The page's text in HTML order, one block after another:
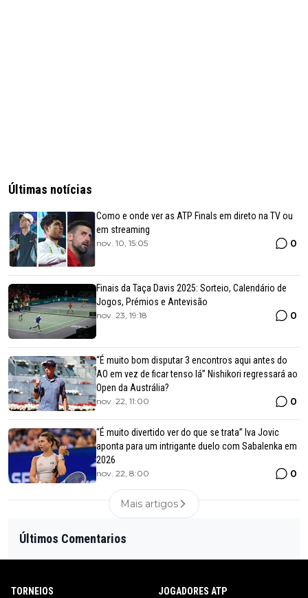
Últimas notícias
Como e onde ver as ATP Finals em direto na TV ou
em streaming
nov. 10, 15:05 0
Finais da Taça Davis 2025: Sorteio, Calendário de
Jogos, Prémios e Antevisão
nov. 23, 19:18 0
“É muito bom disputar 3 encontros aqui antes do
AO em vez de ficar tenso lá” Nishikori regressará ao
Open da Austrália?
nov. 22, 11:00 0
“É muito divertido ver do que se trata” Iva Jovic
aponta para um intrigante duelo com Sabalenka em
2026
nov. 22, 8:00 0
Mais artigos
Últimos Comentarios
TORNEIOS JOGADORES ATP